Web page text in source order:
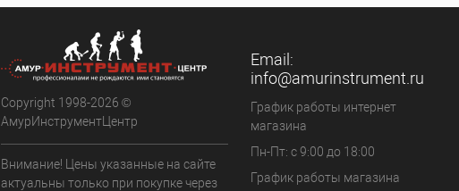
Copyright 1998-2026 ©
АмурИнструментЦентр
Внимание! Цены указанные на сайте
актуальны только при покупке через
Email:
info@amurinstrument.ru
График работы интернет
магазина
Пн-Пт: с 9:00 до 18:00
График работы магазина